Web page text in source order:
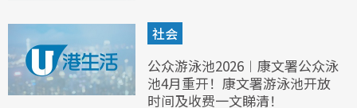
社会
公众游泳池2026︱康文署公众泳
池4月重开！康文署游泳池开放
时间及收费一文睇清！